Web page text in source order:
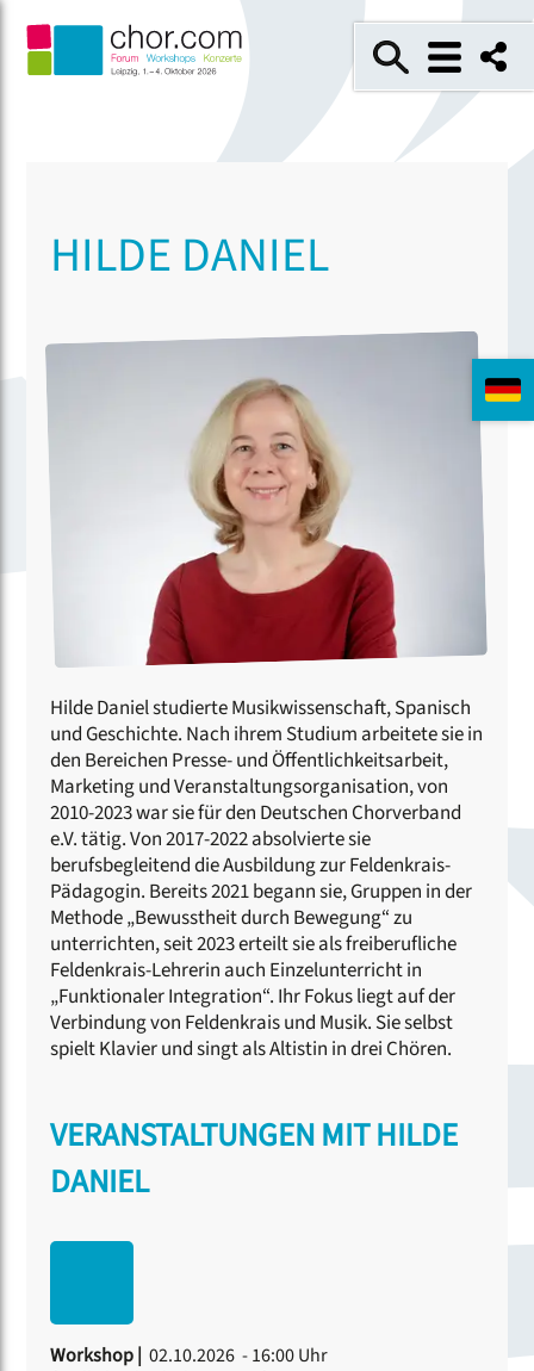
HILDE DANIEL
Hilde Daniel studierte Musikwissenschaft, Spanisch
und Geschichte. Nach ihrem Studium arbeitete sie in
den Bereichen Presse- und Öffentlichkeitsarbeit,
Marketing und Veranstaltungsorganisation, von
2010-2023 war sie für den Deutschen Chorverband
e.V. tätig. Von 2017-2022 absolvierte sie
berufsbegleitend die Ausbildung zur Feldenkrais-
Pädagogin. Bereits 2021 begann sie, Gruppen in der
Methode „Bewusstheit durch Bewegung“ zu
unterrichten, seit 2023 erteilt sie als freiberufliche
Feldenkrais-Lehrerin auch Einzelunterricht in
„Funktionaler Integration“. Ihr Fokus liegt auf der
Verbindung von Feldenkrais und Musik. Sie selbst
spielt Klavier und singt als Altistin in drei Chören.
VERANSTALTUNGEN MIT HILDE
DANIEL
Workshop | 02.10.2026 - 16:00 Uhr